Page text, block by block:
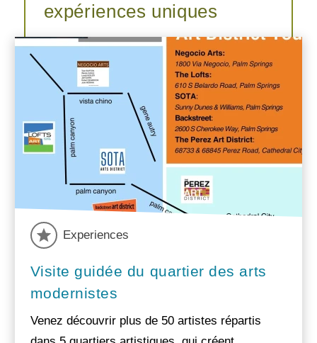
expériences uniques
Experiences
Visite guidée du quartier des arts
modernistes
Venez découvrir plus de 50 artistes répartis